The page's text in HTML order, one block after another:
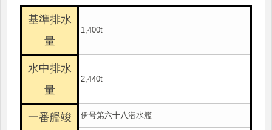
基準排水
量
1,400t
水中排水
量
2,440t
一番艦竣
伊号第六十八潜水艦